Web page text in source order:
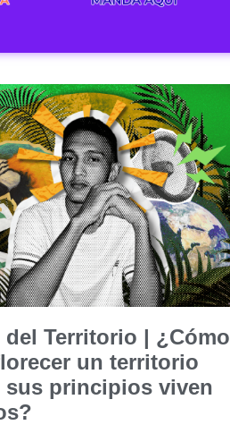
Territorio | ¿Cómo
un territorio
sus principios viven